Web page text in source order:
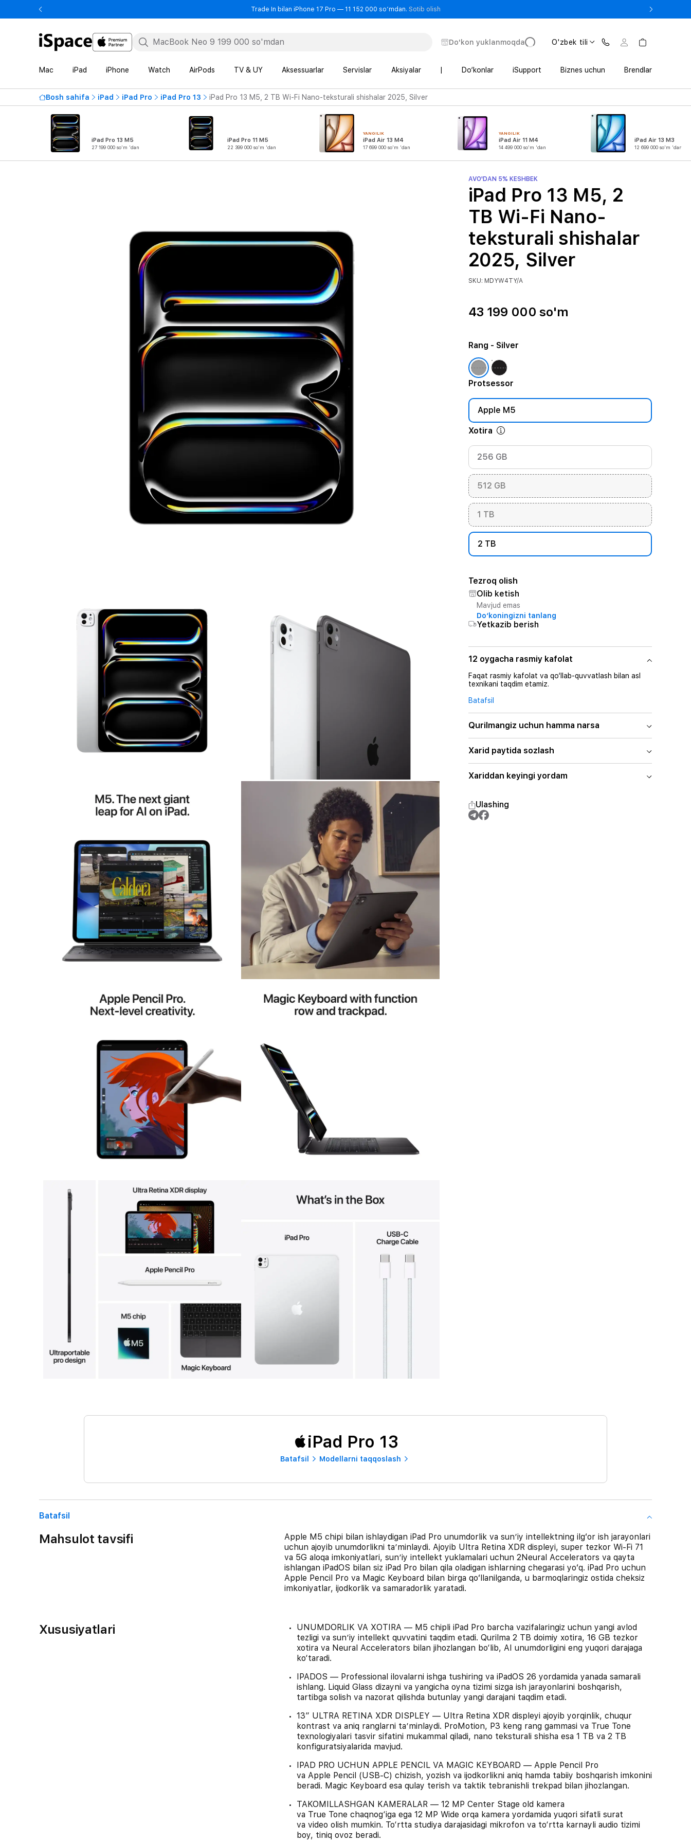
Trade In bilan iPhone 17 Pro — 11 152 000 so‘mdan. Sotib olish- Trade In bilan iPhone 17 Pro — 11 152 000 so‘mdan.
Do'kon yuklanmoqda O'zbek tili
Mac iPad iPhone Watch AirPods TV & UY Aksessuarlar Servislar Aksiyalar Do‘konlar iSupport Biznes uchun Brendlar
Bosh sahifa iPad iPad Pro iPad Pro 13 iPad Pro 13 M5, 2 TB Wi-Fi Nano-teksturali shishalar 2025, Silver
iPad Pro 13 M5
27 199 000 so'm 'dan
iPad Pro 11 M5
22 399 000 so'm 'dan
YANGILIK
iPad Air 13 M4
17 699 000 so'm 'dan
YANGILIK
iPad Air 11 M4
14 499 000 so'm 'dan
iPad Air 13 M3
12 699 000 so'm 'dan
AVO'DAN 5% KESHBEK
iPad Pro 13 M5, 2
TB Wi-Fi Nano-
teksturali shishalar
2025, Silver
SKU: MDYW4TY/A
43 199 000 so'm
Rang - Silver
Protsessor
Apple M5
Xotira
256 GB
512 GB
1 TB
2 TB
Tezroq olish
Olib ketish
Mavjud emas
Do‘koningizni tanlang
Yetkazib berish
12 oygacha rasmiy kafolat
Faqat rasmiy kafolat va qo‘llab-quvvatlash bilan asl
texnikani taqdim etamiz.
Batafsil
Qurilmangiz uchun hamma narsa
Xarid paytida sozlash
Xariddan keyingi yordam
Ulashing
iPad Pro 13
Batafsil Modellarni taqqoslash
Batafsil
Mahsulot tavsifi
Apple M5 chipi bilan ishlaydigan iPad Pro unumdorlik va sunʼiy intellektning ilgʻor ish jarayonlari
uchun ajoyib unumdorlikni taʼminlaydi. Ajoyib Ultra Retina XDR displeyi, super tezkor Wi-Fi 71
va 5G aloqa imkoniyatlari, sunʼiy intellekt yuklamalari uchun 2Neural Accelerators va qayta
ishlangan iPadOS bilan siz iPad Pro bilan qila oladigan ishlarning chegarasi yoʻq. iPad Pro uchun
Apple Pencil Pro va Magic Keyboard bilan birga qoʻllanilganda, u barmoqlaringiz ostida cheksiz
imkoniyatlar, ijodkorlik va samaradorlik yaratadi.
Xususiyatlari
UNUMDORLIK VA XOTIRA — M5 chipli iPad Pro barcha vazifalaringiz uchun yangi avlod
tezligi va sunʼiy intellekt quvvatini taqdim etadi. Qurilma 2 TB doimiy xotira, 16 GB tezkor
xotira va Neural Accelerators bilan jihozlangan bo‘lib, AI unumdorligini eng yuqori darajaga
ko‘taradi.
IPADOS — Professional ilovalarni ishga tushiring va iPadOS 26 yordamida yanada samarali
ishlang. Liquid Glass dizayni va yangicha oyna tizimi sizga ish jarayonlarini boshqarish,
tartibga solish va nazorat qilishda butunlay yangi darajani taqdim etadi.
13″ ULTRA RETINA XDR DISPLEY — Ultra Retina XDR displeyi ajoyib yorqinlik, chuqur
kontrast va aniq ranglarni taʼminlaydi. ProMotion, P3 keng rang gammasi va True Tone
texnologiyalari tasvir sifatini mukammal qiladi, nano teksturali shisha esa 1 TB va 2 TB
konfiguratsiyalarida mavjud.
IPAD PRO UCHUN APPLE PENCIL VA MAGIC KEYBOARD — Apple Pencil Pro
va Apple Pencil (USB-C) chizish, yozish va ijodkorlikni aniq hamda tabiiy boshqarish imkonini
beradi. Magic Keyboard esa qulay terish va taktik tebranishli trekpad bilan jihozlangan.
TAKOMILLASHGAN KAMERALAR — 12 MP Center Stage old kamera
va True Tone chaqnog‘iga ega 12 MP Wide orqa kamera yordamida yuqori sifatli surat
va video olish mumkin. To‘rtta studiya darajasidagi mikrofon va to‘rtta karnayli audio tizimi
boy, tiniq ovoz beradi.